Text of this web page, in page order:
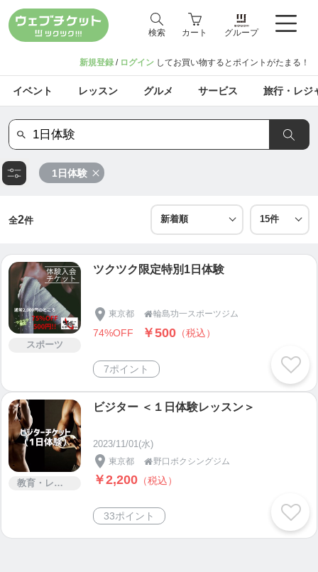
検索 カート グループ
新規登録 / ログイン してお買い物するとポイントがたまる！
イベント レッスン グルメ サービス 旅行・レジ
1日体験
全2件
スポーツ
ツクツク限定特別1日体験
東京都 輪島功一スポーツジム
74%OFF ￥500 （税込）
7ポイント
教育・レッスン・講習
ビジター ＜１日体験レッスン＞
2023/11/01(水)
東京都 野口ボクシングジム
￥2,200 （税込）
33ポイント